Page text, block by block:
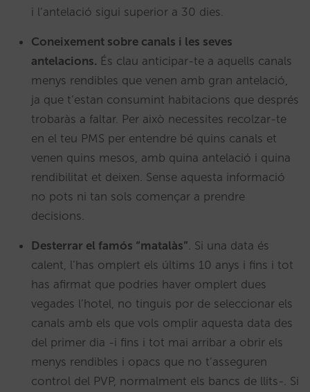
i l’antelació sigui superior a 30 dies.
Coneixement sobre canals i les seves
antelacions. És clau anticipar-te a aquells canals
menys rendibles que venen amb gran antelació,
ja que t’estan consumint habitacions que després
trobaràs a faltar. Per això necessites recolzar-te
en el teu PMS per entendre bé quins canals et
venen quins mesos, amb quina antelació i quina
rendibilitat et deixen. Sense aquesta informació
no pots ni tan sols començar a prendre
decisions.
Desterrar el famós “matalàs” . Si una data és
calent, l’has omplert els últims 10 anys i fins i tot
has afirmat que podries haver omplert dues
vegades l’hotel, no tinguis por de seleccionar els
canals amb els que vols omplir aquesta data des
del primer dia -i fins i tot mai arribar a obrir els
menys rendibles i opacs que no t’asseguren
control del PVP, normalment els bancs de llits-. Si